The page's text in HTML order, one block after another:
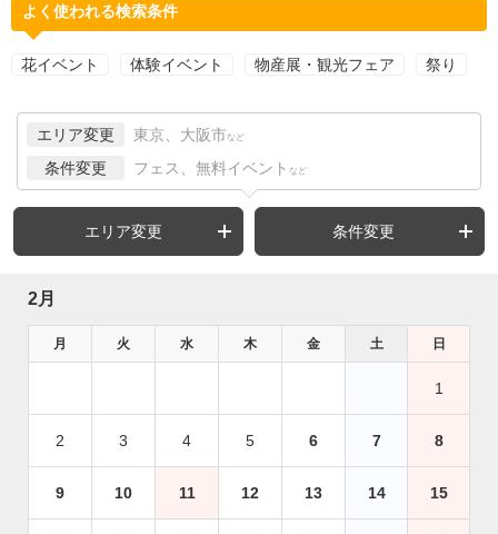
よく使われる検索条件
花イベント 体験イベント 物産展・観光フェア 祭り
エリア変更 東京、大阪市 など
条件変更 フェス、無料イベント など
エリア変更 条件変更
2月
月 火 水 木 金 土 日
1
2 3 4 5 6 7 8
9 10 11 12 13 14 15